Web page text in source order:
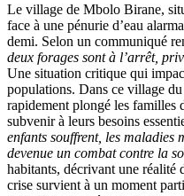
Le village de Mbolo Birane,
face à une pénurie d’eau
demi. Selon un communiqué
deux forages sont à l’arrêt,
Une situation critique qui
populations. Dans ce village du
rapidement plongé les familles
subvenir à leurs besoins
enfants souffrent, les maladies
devenue un combat contre la
habitants, décrivant une réalité
crise survient à un moment